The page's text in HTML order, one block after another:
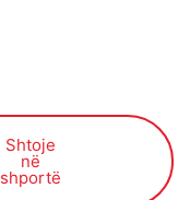
Shtoje
në
shportë